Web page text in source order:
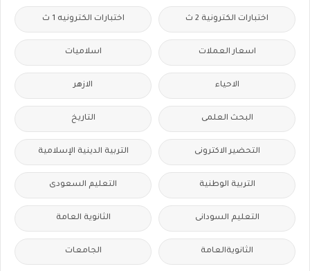
اختبارات الكترونية 2 ث اختبارات الكترونيه 1 ث
اسعار العملات اسلاميات
الاحياء الازهر
البحث العلمى التاريخ
التحضير الاكترونى التربية الدينية الإسلامية
التربية الوطنية التعليم السعودى
التعليم السودانى الثانوية العامة
الثانويةالعامة الجامعات